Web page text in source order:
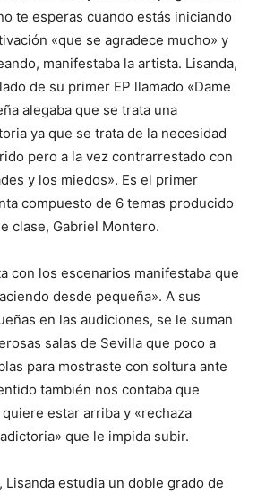
te esperas cuando estás iniciando
«que se agradece mucho» y
manifestaba la artista. Lisanda,
de su primer EP llamado «Dame
alegaba que se trata una
ya que se trata de la necesidad
pero a la vez contrarrestado con
y los miedos». Es el primer
compuesto de 6 temas producido
clase, Gabriel Montero.
con los escenarios manifestaba que
desde pequeña». A sus
en las audiciones, se le suman
salas de Sevilla que poco a
para mostraste con soltura ante
también nos contaba que
estar arriba y «rechaza
que le impida subir.
Lisanda estudia un doble grado de